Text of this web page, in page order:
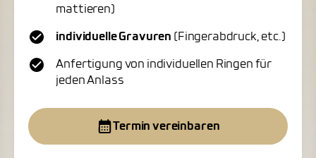
mattieren)
individuelle Gravuren (Fingerabdruck, etc.)
Anfertigung von individuellen Ringen für
jeden Anlass
Termin vereinbaren